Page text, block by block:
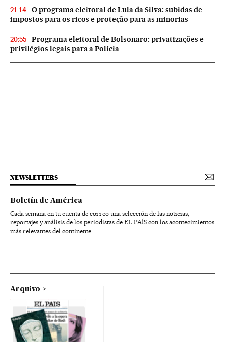
21:14
O programa eleitoral de Lula da Silva: subidas de
impostos para os ricos e proteção para as minorias
20:55
Programa eleitoral de Bolsonaro: privatizações e
privilégios legais para a Polícia
NEWSLETTERS
Boletín de América
Cada semana en tu cuenta de correo una selección de las noticias,
reportajes y análisis de los periodistas de EL PAÍS con los acontecimientos
más relevantes del continente.
Arquivo